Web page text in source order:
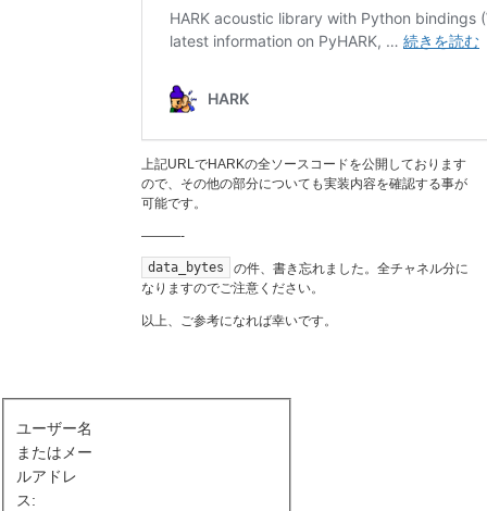
上記URLでHARKの全ソースコードを公開しております
ので、その他の部分についても実装内容を確認する事が
可能です。
———-
data_bytes
の件、書き忘れました。全チャネル分に
なりますのでご注意ください。
以上、ご参考になれば幸いです。
ユーザー名
またはメー
ルアドレ
ス: